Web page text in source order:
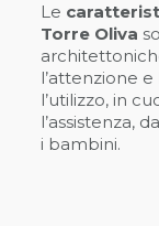
Le
Torre Oliva
l’attenzione
l’utilizzo, in
l’assistenza,
i bambini.